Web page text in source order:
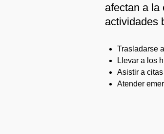
afectan a la
actividades
Trasladarse
Llevar a los
Asistir a
Atender